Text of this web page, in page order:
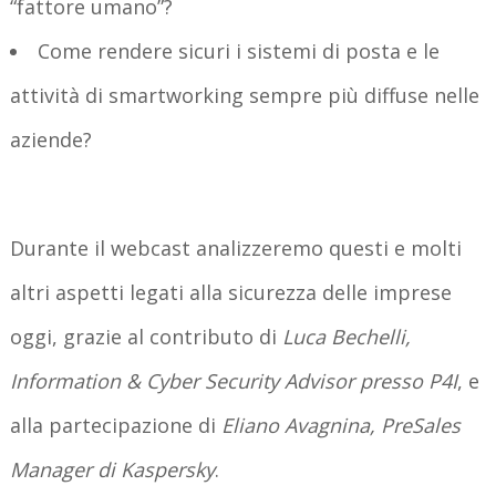
“fattore umano”?
Come rendere sicuri i sistemi di posta e le
attività di smartworking sempre più diffuse nelle
aziende?
Durante il webcast analizzeremo questi e molti
altri aspetti legati alla sicurezza delle imprese
oggi, grazie al contributo di Luca Bechelli,
Information & Cyber Security Advisor presso P4I, e
alla partecipazione di Eliano Avagnina, PreSales
Manager di Kaspersky.